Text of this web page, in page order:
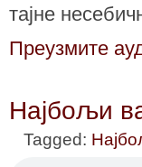
тајне
Преузмите
Најбољи
Tagged: